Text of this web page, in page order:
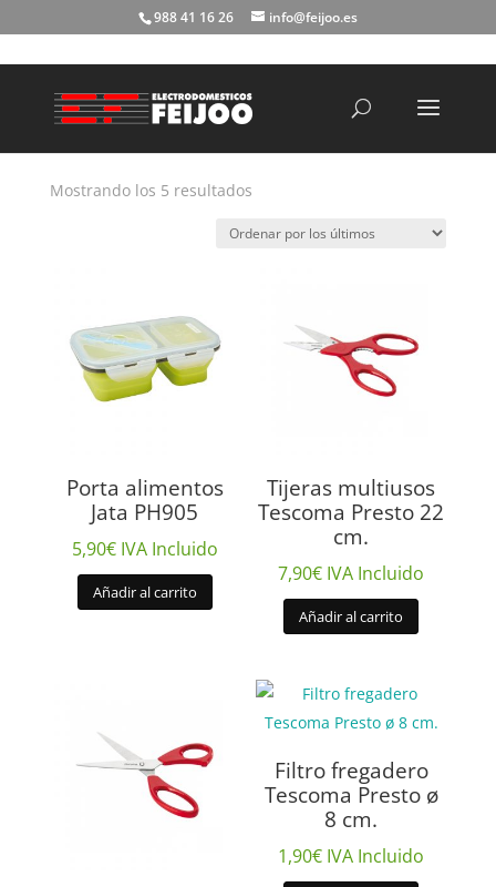
988 41 16 26 info@feijoo.es
Mostrando los 5 resultadosOrdenado
los
Porta alimentos
Jata PH905
5,90€ IVA Incluido
Añadir al carrito
Tijeras multiusos
Tescoma Presto 22
cm.
7,90€ IVA Incluido
Añadir al carrito
Filtro fregadero
Tescoma Presto ø
8 cm.
1,90€ IVA Incluido